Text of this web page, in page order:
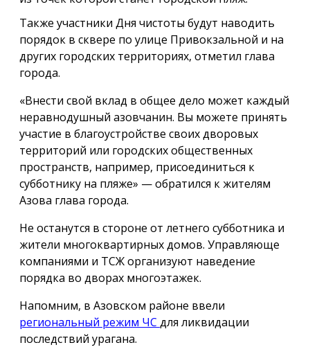
Также участники Дня чистоты будут наводить
порядок в сквере по улице Привокзальной и на
других городских территориях, отметил глава
города.
«Внести свой вклад в общее дело может каждый
неравнодушный азовчанин. Вы можете принять
участие в благоустройстве своих дворовых
территорий или городских общественных
пространств, например, присоединиться к
субботнику на пляже» — обратился к жителям
Азова глава города.
Не останутся в стороне от летнего субботника и
жители многоквартирных домов. Управляюще
компаниями и ТСЖ организуют наведение
порядка во дворах многоэтажек.
Напомним, в Азовском районе ввели
региональный режим ЧС для ликвидации
последствий урагана.